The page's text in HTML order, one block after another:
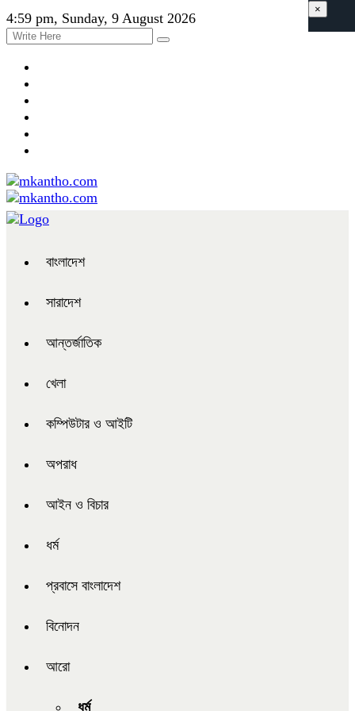
4:59 pm, Sunday, 9 August 2026
বাংলাদেশ
সারাদেশ
আন্তর্জাতিক
খেলা
কম্পিউটার ও আইটি
অপরাধ
আইন ও বিচার
ধর্ম
প্রবাসে বাংলাদেশ
বিনোদন
আরো
ধর্ম
×